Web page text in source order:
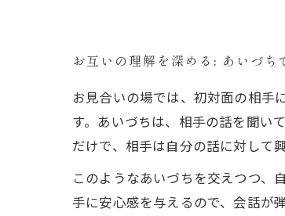
お互いの理解を深める: あいづち
お見合いの場では、初対面の相手
す。あいづちは、相手の話を聞い
だけで、相手は自分の話に対して
このようなあいづちを交えつつ、
手に安心感を与えるので、会話が